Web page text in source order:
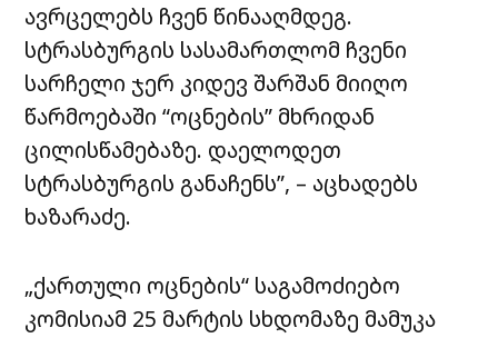
ავრცელებს ჩვენ წინააღმდეგ.
სტრასბურგის სასამართლომ ჩვენი
სარჩელი ჯერ კიდევ შარშან მიიღო
წარმოებაში “ოცნების” მხრიდან
ცილისწამებაზე. დაელოდეთ
სტრასბურგის განაჩენს”, – აცხადებს
ხაზარაძე.
„ქართული ოცნების“ საგამოძიებო
კომისიამ 25 მარტის სხდომაზე მამუკა